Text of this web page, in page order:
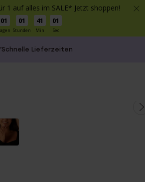
1 auf alles im SALE* Jetzt shoppen!
01 01
Stunden
41
Min
01
Sec
Schnelle Lieferzeiten